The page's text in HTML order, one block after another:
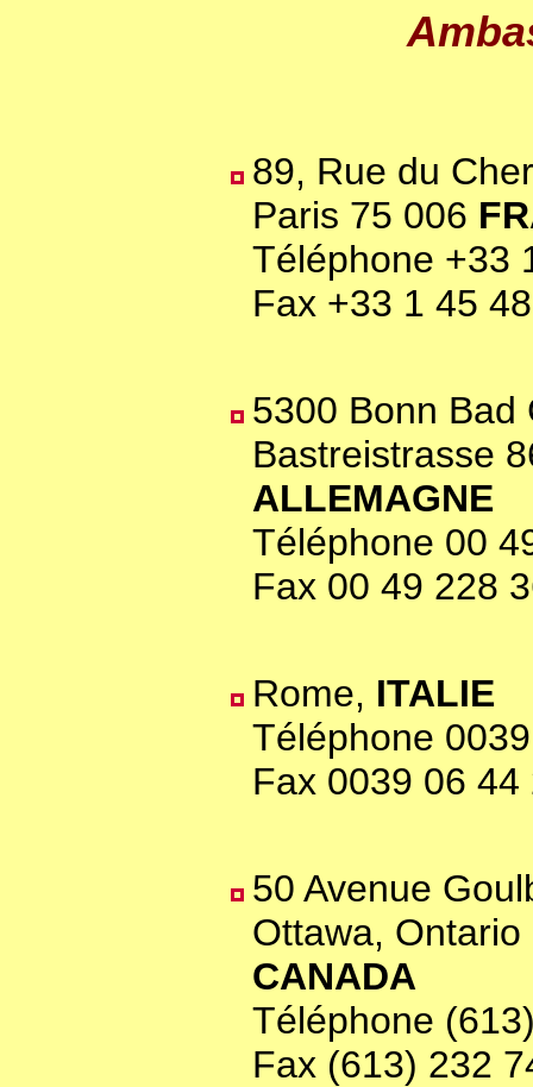
89, Rue du
Paris 75 006
Téléphone +33
Fax +33 1 45
5300 Bonn Bad
Bastreistrasse
ALLEMAGNE
Téléphone 00
Fax 00 49 228
Rome, ITALIE
Téléphone
Fax 0039 06 44
50 Avenue
Ottawa, Ontario
CANADA
Téléphone
Fax (613) 232